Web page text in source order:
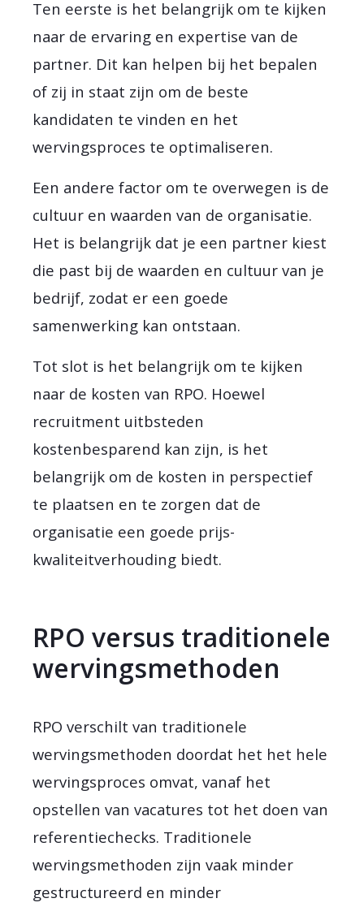
Ten eerste is het belangrijk om te kijken
naar de ervaring en expertise van de
partner. Dit kan helpen bij het bepalen
of zij in staat zijn om de beste
kandidaten te vinden en het
wervingsproces te optimaliseren.
Een andere factor om te overwegen is de
cultuur en waarden van de organisatie.
Het is belangrijk dat je een partner kiest
die past bij de waarden en cultuur van je
bedrijf, zodat er een goede
samenwerking kan ontstaan.
Tot slot is het belangrijk om te kijken
naar de kosten van RPO. Hoewel
recruitment uitbsteden
kostenbesparend kan zijn, is het
belangrijk om de kosten in perspectief
te plaatsen en te zorgen dat de
organisatie een goede prijs-
kwaliteitverhouding biedt.
RPO versus traditionele
wervingsmethoden
RPO verschilt van traditionele
wervingsmethoden doordat het het hele
wervingsproces omvat, vanaf het
opstellen van vacatures tot het doen van
referentiechecks. Traditionele
wervingsmethoden zijn vaak minder
gestructureerd en minder